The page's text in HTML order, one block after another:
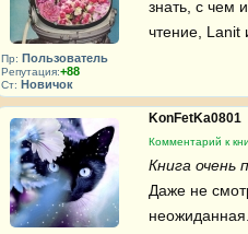
Пр: Пользователь
Репутация:+88
Ст: Новичок
знать, с чем
чтение, Lanit
KonFetKa0801
Комментарий к
Книга очень
Даже не